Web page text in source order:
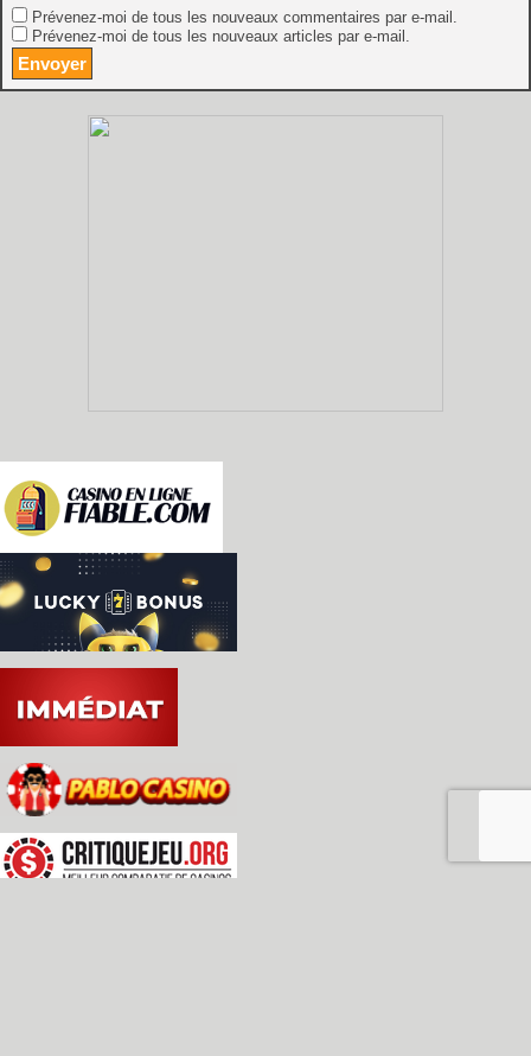
Prévenez-moi de tous les nouveaux commentaires par e-mail.
Prévenez-moi de tous les nouveaux articles par e-mail.